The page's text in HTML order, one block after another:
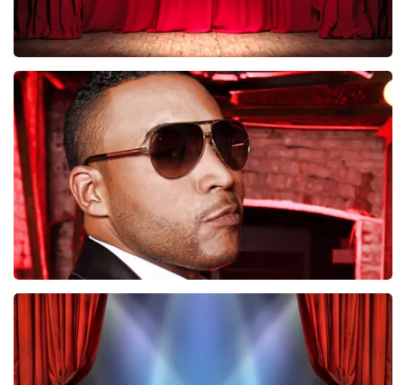
Job Knoester
247laatste 30 minuten
BESTEL NU
Don Omar
224 laatste 30 minuten
BESTEL NU